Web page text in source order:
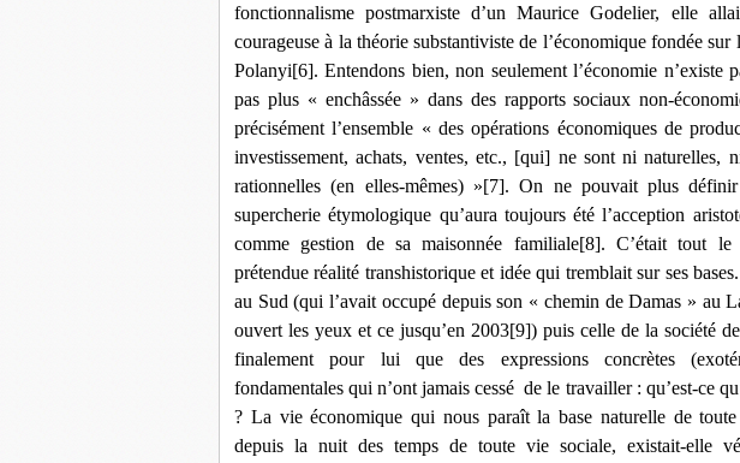
fonctionnalisme postmarxiste d’un Maurice Godelier, elle
courageuse à la théorie substantiviste de l’économique fondée
Polanyi[6]. Entendons bien, non seulement l’économie n’existe
pas plus « enchâssée » dans des rapports sociaux non-
précisément l’ensemble « des opérations économiques de
investissement, achats, ventes, etc., [qui] ne sont ni naturelles,
rationnelles (en elles-mêmes) »[7]. On ne pouvait plus définir
supercherie étymologique qu’aura toujours été l’acception
comme gestion de sa maisonnée familiale[8]. C’était tout le
prétendue réalité transhistorique et idée qui tremblait sur ses
au Sud (qui l’avait occupé depuis son « chemin de Damas » au
ouvert les yeux et ce jusqu’en 2003[9]) puis celle de la société
finalement pour lui que des expressions concrètes
fondamentales qui n’ont jamais cessé de le travailler : qu’est-ce
? La vie économique qui nous paraît la base naturelle de
depuis la nuit des temps de toute vie sociale, existait-elle